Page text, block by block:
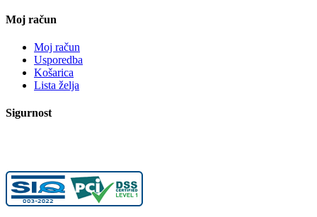
Moj račun
Moj račun
Usporedba
Košarica
Lista želja
Sigurnost